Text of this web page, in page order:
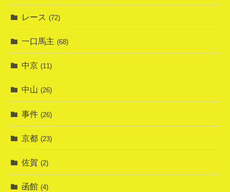
レース (72)
一口馬主 (68)
中京 (11)
中山 (26)
事件 (26)
京都 (23)
佐賀 (2)
函館 (4)